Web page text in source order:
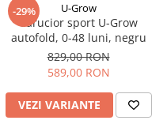
-29% U-Grow
Carucior sport U-Grow
autofold, 0-48 luni, negru
829,00 RON
589,00 RON
VEZI VARIANTE